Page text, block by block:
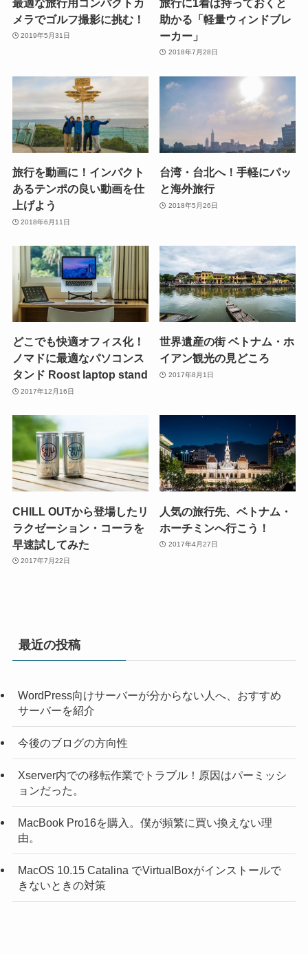
最適な旅行用コンパクトカ
メラでゴルフ撮影に挑む！
2019年5月31日
旅行に1着は持っておくと
助かる「軽量ウィンドブレ
ーカー」
2018年7月28日
旅行を動画に！インパクト
あるテンポの良い動画を仕
上げよう
2018年6月11日
台湾・台北へ！手軽にパッ
と海外旅行
2018年5月26日
どこでも快適オフィス化！
ノマドに最適なパソコンス
タンド Roost laptop stand
2017年12月16日
世界遺産の街 ベトナム・ホ
イアン観光の見どころ
2017年8月1日
CHILL OUTから登場したリ
ラクゼーション・コーラを
早速試してみた
2017年7月22日
人気の旅行先、ベトナム・
ホーチミンへ行こう！
2017年4月27日
最近の投稿
WordPress向けサーバーが分からない人へ、おすすめ
サーバーを紹介
今後のブログの方向性
Xserver内での移転作業でトラブル！原因はパーミッシ
ョンだった。
MacBook Pro16を購入。僕が頻繁に買い換えない理
由。
MacOS 10.15 Catalina でVirtualBoxがインストールで
きないときの対策